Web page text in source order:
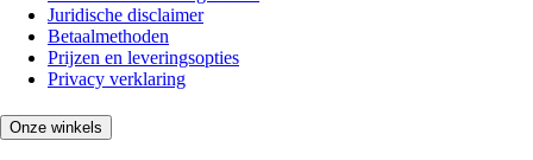
Juridische disclaimer
Betaalmethoden
Prijzen en leveringsopties
Privacy verklaring
Onze winkels